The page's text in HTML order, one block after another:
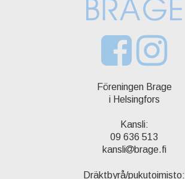
Föreningen Brage
i Helsingfors
Kansli:
09 636 513
kansli
brage.fi
Dräktbyrå/pukutoimisto: